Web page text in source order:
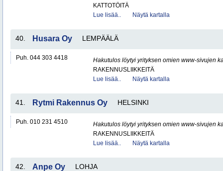
KATTOTÖITÄ
Lue lisää..
Näytä kartalla
40. Husara Oy LEMPÄÄLÄ
Puh. 044 303 4418
Hakutulos löytyi yrityksen omien www-sivujen
RAKENNUSLIIKKEITÄ
Lue lisää..
Näytä kartalla
41. Rytmi Rakennus Oy HELSINKI
Puh. 010 231 4510
Hakutulos löytyi yrityksen omien www-sivujen
RAKENNUSLIIKKEITÄ
Lue lisää..
Näytä kartalla
42. Anpe Oy LOHJA